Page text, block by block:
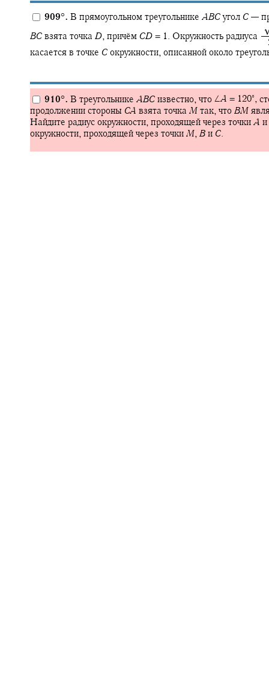
909°. В прямоугольном треугольнике ABCугол C —
BC взята точка D, причём CD = 1. Окружность радиуса
касается в точке C окружности, описанной около
910°. В треугольнике ABC известно, что ∠A = 120‍∘ ,
продолжении стороны CA взята точка M так, что BM
Найдите радиус окружности, проходящей через точки A и
окружности, проходящей через точки M, B и C.